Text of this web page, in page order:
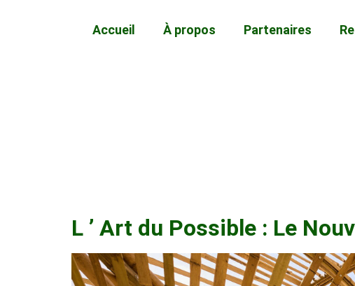
Accueil À propos Partenaires
L ’ Art du Possible : Le